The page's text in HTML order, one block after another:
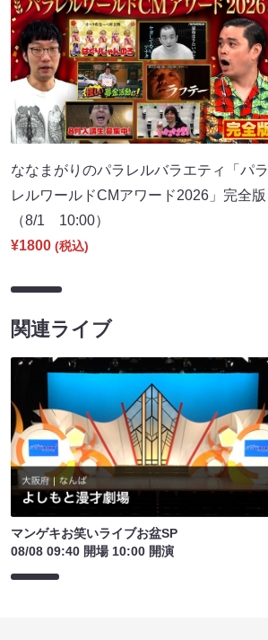
ななまがりのパラレルバラエティ「パラ
レルワールドCMアワード2026」完全版
（8/1 10:00）
¥1800 (税込)
関連ライブ
マンゲキお笑いライブお盆SP
08/08 09:40 開場 10:00 開演